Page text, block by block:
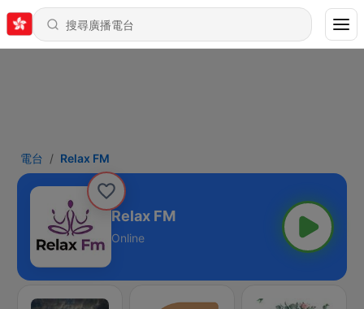
電台 Relax FM
Relax FM
Online